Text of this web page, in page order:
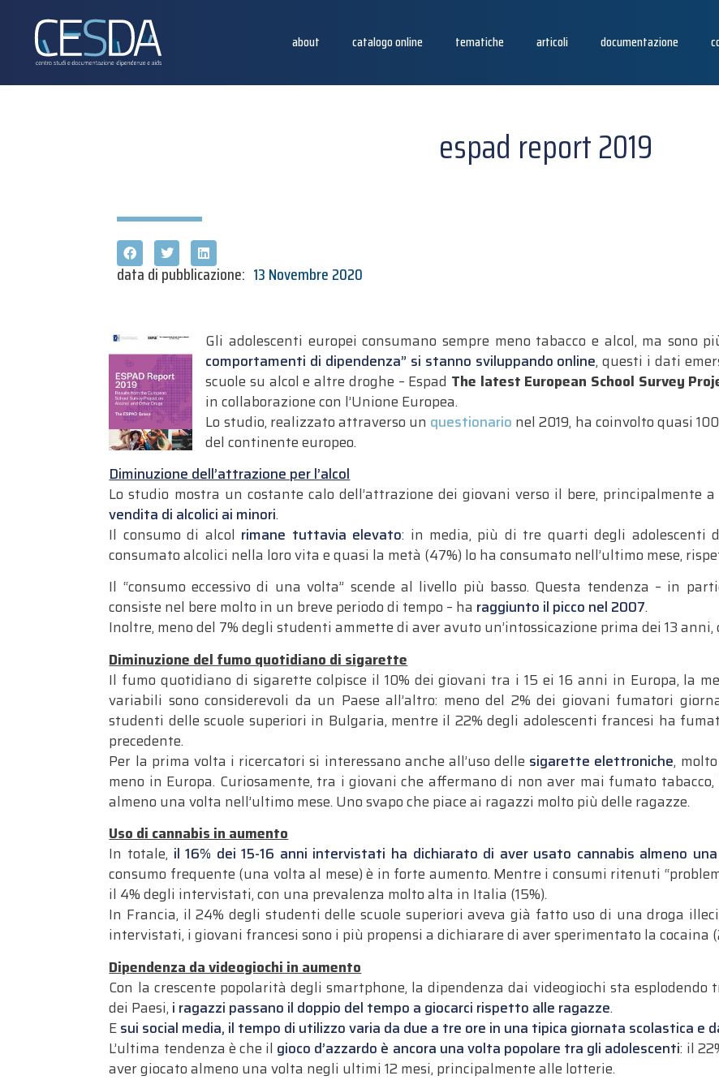
about catalogo online tematiche articoli documentazione
espad report 2019
data di pubblicazione: 13 Novembre 2020
Gli adolescenti europei consumano sempre meno tabacco e alcol, ma sono
comportamenti di dipendenza” si stanno sviluppando online, questi i dati
scuole su alcol e altre droghe – Espad The latest European School Survey
in collaborazione con l’Unione Europea.
Lo studio, realizzato attraverso un questionario nel 2019, ha coinvolto quasi
del continente europeo.
Diminuzione dell’attrazione per l’alcol
Lo studio mostra un costante calo dell’attrazione dei giovani verso il bere, principalmente a
vendita di alcolici ai minori.
Il consumo di alcol rimane tuttavia elevato: in media, più di tre quarti degli adolescenti
consumato alcolici nella loro vita e quasi la metà (47%) lo ha consumato nell’ultimo mese,
Il “consumo eccessivo di una volta” scende al livello più basso. Questa tendenza – in
consiste nel bere molto in un breve periodo di tempo – ha raggiunto il picco nel 2007.
Inoltre, meno del 7% degli studenti ammette di aver avuto un’intossicazione prima dei 13
Diminuzione del fumo quotidiano di sigarette
Il fumo quotidiano di sigarette colpisce il 10% dei giovani tra i 15 ei 16 anni in Europa, la
variabili sono considerevoli da un Paese all’altro: meno del 2% dei giovani fumatori
studenti delle scuole superiori in Bulgaria, mentre il 22% degli adolescenti francesi ha
precedente.
Per la prima volta i ricercatori si interessano anche all’uso delle sigarette elettroniche,
meno in Europa. Curiosamente, tra i giovani che affermano di non aver mai fumato
almeno una volta nell’ultimo mese. Uno svapo che piace ai ragazzi molto più delle ragazze.
Uso di cannabis in aumento
In totale, il 16% dei 15-16 anni intervistati ha dichiarato di aver usato cannabis almeno
consumo frequente (una volta al mese) è in forte aumento. Mentre i consumi ritenuti
il 4% degli intervistati, con una prevalenza molto alta in Italia (15%).
In Francia, il 24% degli studenti delle scuole superiori aveva già fatto uso di una droga
intervistati, i giovani francesi sono i più propensi a dichiarare di aver sperimentato la cocaina
Dipendenza da videogiochi in aumento
Con la crescente popolarità degli smartphone, la dipendenza dai videogiochi sta
dei Paesi, i ragazzi passano il doppio del tempo a giocarci rispetto alle ragazze.
Esui social media, il tempo di utilizzo varia da due a tre ore in una tipica giornata scolastica e
L’ultima tendenza è che il gioco d’azzardo è ancora una volta popolare tra gli adolescenti: il
aver giocato almeno una volta negli ultimi 12 mesi, principalmente alle lotterie.